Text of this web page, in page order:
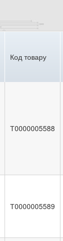
Код товару
Т0000005588
Т0000005589